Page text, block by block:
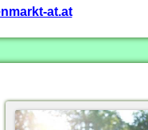
at.at